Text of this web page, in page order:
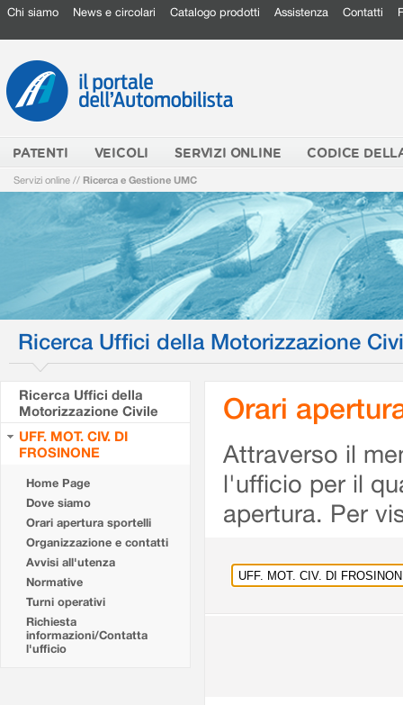
Chi siamo News e circolari Catalogo prodotti Assistenza Contatti
PATENTI VEICOLI SERVIZI ONLINE CODICE
Servizi online // Ricerca e Gestione UMC
Ricerca Uffici della Motorizzazione
Ricerca Uffici della
Motorizzazione Civile
UFF. MOT. CIV. DI
FROSINONE
Home Page
Dove siamo
Orari apertura sportelli
Organizzazione e contatti
Avvisi all'utenza
Normative
Turni operativi
Richiesta
informazioni/Contatta
l'ufficio
Orari
Attraverso il
l'ufficio per il
apertura. Per